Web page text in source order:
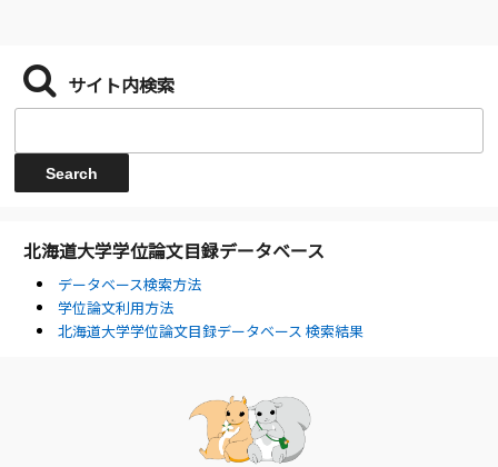
サイト内検索
北海道大学学位論文目録データベース
データベース検索方法
学位論文利用方法
北海道大学学位論文目録データベース 検索結果